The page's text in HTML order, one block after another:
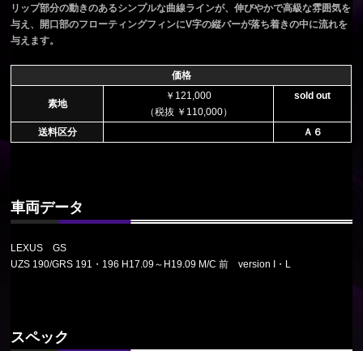
リップ部分の動きのあるシンプルな曲線ラインが、伸びやかで高級な雰囲気を
与え、開口部のフローティングフィンにV字の縦バーが落ち着きの中に流れを
与えます。
価格
素地
￥121,000
（税抜 ￥110,000）
sold out
送料区分 Ａ６
車両データ
LEXUS GS
UZS 190/GRS 191・196 H17.09～H19.09 M/C 前 version I・L
スペック